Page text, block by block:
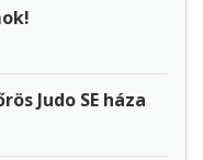
Judo SE háza